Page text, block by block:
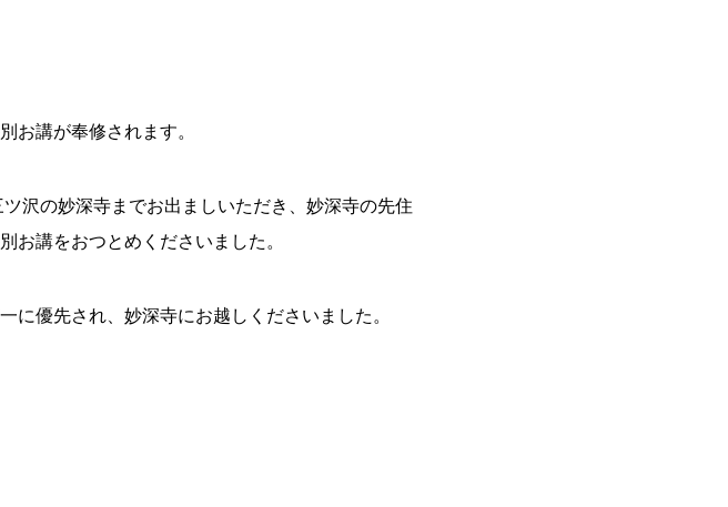
お講が奉修されます。
沢の妙深寺までお出ましいただき、妙深寺の先住
お講をおつとめくださいました。
に優先され、妙深寺にお越しくださいました。